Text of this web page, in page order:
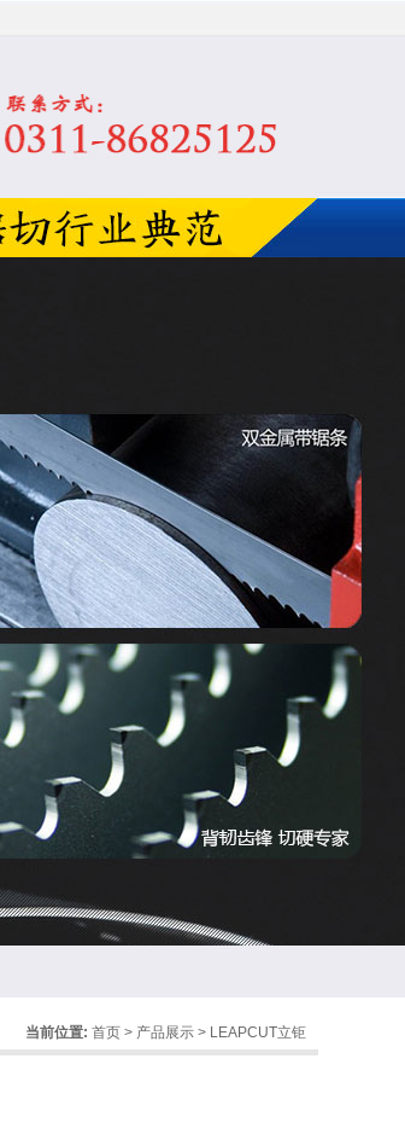
当前位置: 首页 > 产品展示 > LEAPCUT立钜